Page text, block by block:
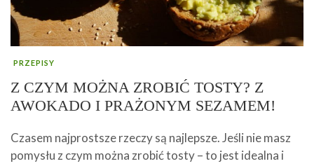
PRZEPISY
Z CZYM MOŻNA ZROBIĆ TOSTY? Z
AWOKADO I PRAŻONYM SEZAMEM!
Czasem najprostsze rzeczy są najlepsze. Jeśli nie masz
pomysłu z czym można zrobić tosty – to jest idealna i